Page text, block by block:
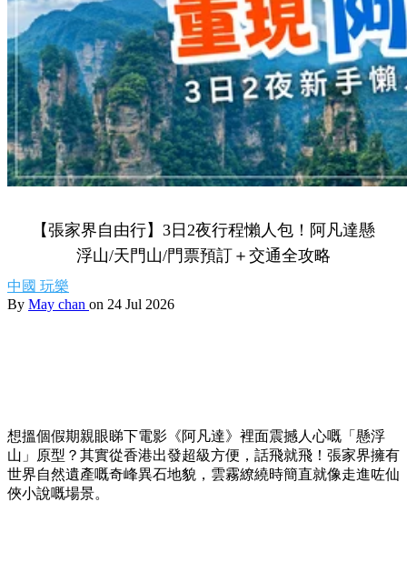
【張家界自由行】3日2夜行程懶人包！阿凡達懸
浮山/天門山/門票預訂＋交通全攻略
中國 玩樂
By May chan on 24 Jul 2026
想搵個假期親眼睇下電影《阿凡達》裡面震撼人心嘅「懸浮
山」原型？其實從香港出發超級方便，話飛就飛！張家界擁有
世界自然遺產嘅奇峰異石地貌，雲霧繚繞時簡直就像走進咗仙
俠小說嘅場景。